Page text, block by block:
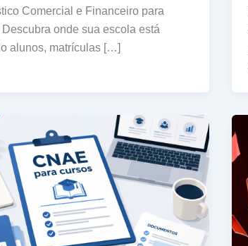
Comercial e Financeiro para
Descubra onde sua escola está
alunos, matrículas […]